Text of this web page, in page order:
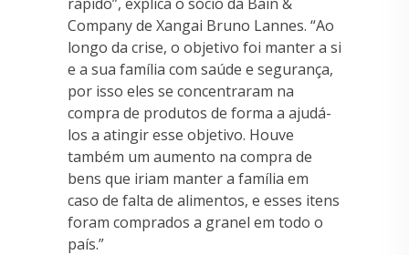
Company de Xangai Bruno Lannes. “Ao
longo da crise, o objetivo foi manter a si
e a sua família com saúde e segurança,
por isso eles se concentraram na
compra de produtos de forma a ajudá-
los a atingir esse objetivo. Houve
também um aumento na compra de
bens que iriam manter a família em
caso de falta de alimentos, e esses itens
foram comprados a granel em todo o
país.”